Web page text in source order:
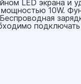
LED экрана и
10W.